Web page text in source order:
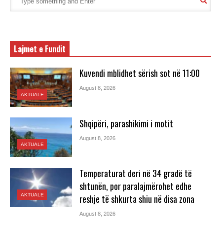
Lajmet e Fundit
AKTUALE
Kuvendi mblidhet sërish sot në 11:00
August 8, 2026
AKTUALE
Shqipëri, parashikimi i motit
August 8, 2026
AKTUALE
Temperaturat deri në 34 gradë të
shtunën, por paralajmërohet edhe
reshje të shkurta shiu në disa zona
August 8, 2026